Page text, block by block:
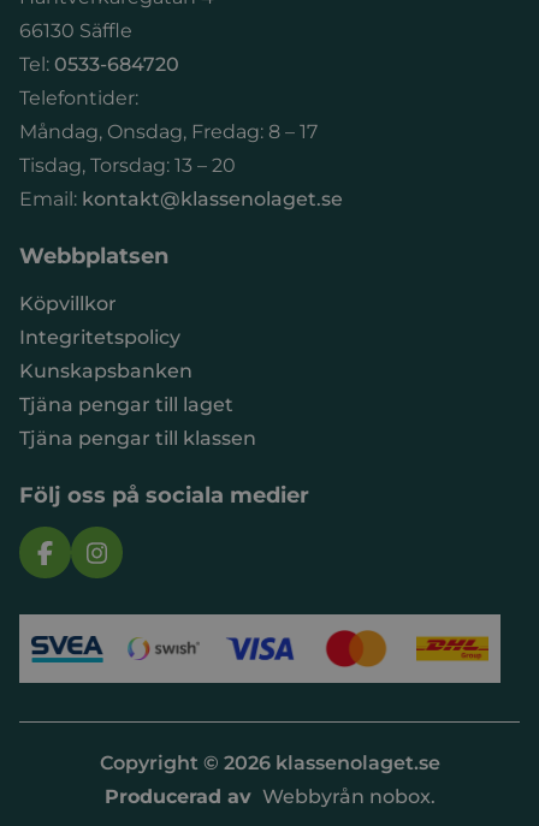
66130 Säffle
Tel: 0533-684720
Telefontider:
Måndag, Onsdag, Fredag: 8 – 17
Tisdag, Torsdag: 13 – 20
Email: kontakt@klassenolaget.se
Webbplatsen
Köpvillkor
Integritetspolicy
Kunskapsbanken
Tjäna pengar till laget
Tjäna pengar till klassen
Följ oss på sociala medier
Copyright © 2026 klassenolaget.se
Producerad av Webbyrån nobox.